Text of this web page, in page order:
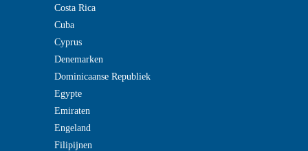
Costa Rica
Cuba
Cyprus
Denemarken
Dominicaanse Republiek
Egypte
Emiraten
Engeland
Filipijnen